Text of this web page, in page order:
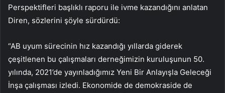
Perspektifleri başlıklı raporu ile ivme kazandığını anlatan
Diren, sözlerini şöyle sürdürdü:
“AB uyum sürecinin hız kazandığı yıllarda giderek
çeşitlenen bu çalışmaları derneğimizin kuruluşunun 50.
yılında, 2021’de yayınladığımız Yeni Bir Anlayışla Geleceği
İnşa çalışması izledi. Ekonomide de demokraside de